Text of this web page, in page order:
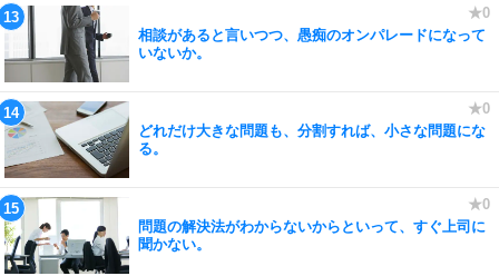
相談があると言いつつ、愚痴のオンパレードになって
いないか。
どれだけ大きな問題も、分割すれば、小さな問題にな
る。
問題の解決法がわからないからといって、すぐ上司に
聞かない。